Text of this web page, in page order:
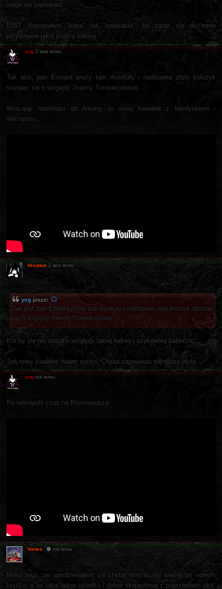
niego nie pamiętam.
EDIT: Poprawiłem "filma" na "spektakla", bo zaraz się do mnie
przydzwoni jakiś znafca kóltóry.
yog 2 lata temu
Tak jest, pan Edward pręży tam muskuły i nadstawia złoty kolczyk
starając się o względy Joanny Trzepiecińskiej.
Wracając natomiast do Arkony, to nowy kawałek z teledyskiem -
Necropolis:
Vexatus 2 lata temu
yog pisze:
Tak jest, pan Edward pręży tam muskuły i nadstawia złoty kolczyk starając
się o względy Joanny Trzepiecińskiej.
Kto by się nie starał o względy takiej ładnej i szykownej babeczki...
Ten nowy kawałek nawet spoko. Chyba zapowiada się dobra płyta.
yog rok temu
Po nekropolii czas na Prometeusza:
Vortex rok temu
Mimo tego, że spodziewałem się chyba troszeczkę więcej po nowym
krążku, a bo taka ładna okładka i dobre skojarzenia z poprzednich płyt,